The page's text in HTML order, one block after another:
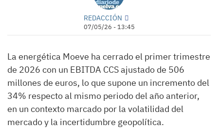
REDACCIÓN
07/05/26 - 13:45
La energética Moeve ha cerrado el primer trimestre
de 2026 con un EBITDA CCS ajustado de 506
millones de euros, lo que supone un incremento del
34% respecto al mismo periodo del año anterior,
en un contexto marcado por la volatilidad del
mercado y la incertidumbre geopolítica.